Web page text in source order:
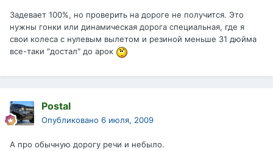
Задевает 100%, но проверить на дороге не получится. Это
нужны гонки или динамическая дорога специальная, где я
свои колеса с нулевым вылетом и резиной меньше 31 дюйма
все-таки "достал" до арок
Postal
Опубликовано 6 июля, 2009
А про обычную дорогу речи и небыло.